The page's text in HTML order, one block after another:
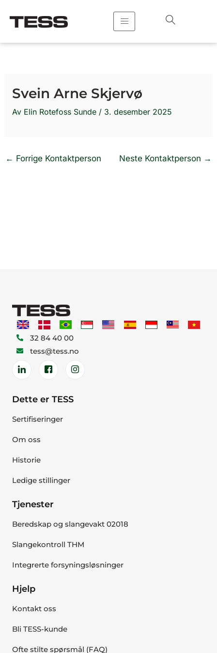
rett
Svein Arne Skjervø
Av Elin Rotefoss Sunde / 3. desember 2025
← Forrige Kontaktperson Neste Kontaktperson →
32 84 40 00
tess@tess.no
Dette er TESS
Sertifiseringer
Om oss
Historie
Ledige stillinger
Tjenester
Beredskap og slangevakt 02018
Slangekontroll THM
Integrerte forsyningsløsninger
Hjelp
Kontakt oss
Bli TESS-kunde
Ofte stilte spørsmål (FAQ)